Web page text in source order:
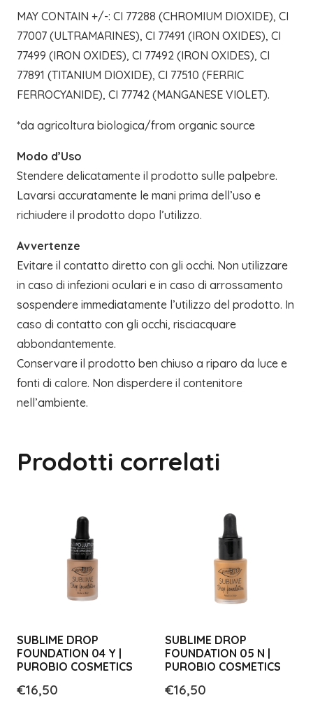
MAY CONTAIN +/-: CI 77288 (CHROMIUM DIOXIDE), CI
77007 (ULTRAMARINES), CI 77491 (IRON OXIDES), CI
77499 (IRON OXIDES), CI 77492 (IRON OXIDES), CI
77891 (TITANIUM DIOXIDE), CI 77510 (FERRIC
FERROCYANIDE), CI 77742 (MANGANESE VIOLET).
*da agricoltura biologica/from organic source
Modo d’Uso
Stendere delicatamente il prodotto sulle palpebre.
Lavarsi accuratamente le mani prima dell’uso e
richiudere il prodotto dopo l’utilizzo.
Avvertenze
Evitare il contatto diretto con gli occhi. Non utilizzare
in caso di infezioni oculari e in caso di arrossamento
sospendere immediatamente l’utilizzo del prodotto. In
caso di contatto con gli occhi, risciacquare
abbondantemente.
Conservare il prodotto ben chiuso a riparo da luce e
fonti di calore. Non disperdere il contenitore
nell’ambiente.
Prodotti correlati
SUBLIME DROP
FOUNDATION 04 Y |
PUROBIO COSMETICS
€16,50
SUBLIME DROP
FOUNDATION 05 N |
PUROBIO COSMETICS
€16,50